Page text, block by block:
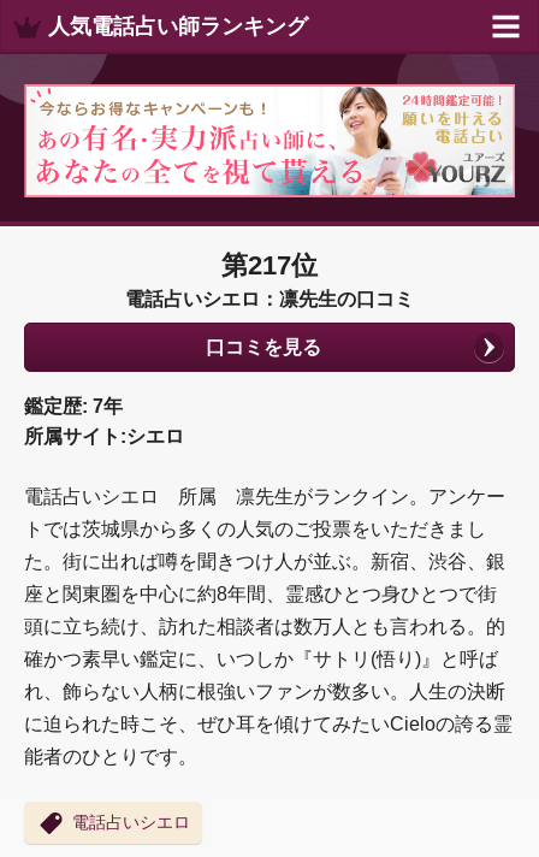
人気電話占い師ランキング
第217位
電話占いシエロ：凛先生の口コミ
口コミを見る
鑑定歴: 7年
所属サイト:シエロ
電話占いシエロ 所属 凛先生がランクイン。アンケー
トでは茨城県から多くの人気のご投票をいただきまし
た。街に出れば噂を聞きつけ人が並ぶ。新宿、渋谷、銀
座と関東圏を中心に約8年間、霊感ひとつ身ひとつで街
頭に立ち続け、訪れた相談者は数万人とも言われる。的
確かつ素早い鑑定に、いつしか『サトリ(悟り)』と呼ば
れ、飾らない人柄に根強いファンが数多い。人生の決断
に迫られた時こそ、ぜひ耳を傾けてみたいCieloの誇る霊
能者のひとりです。
電話占いシエロ